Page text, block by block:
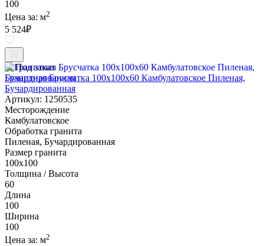
100
Цена за: м2
5 524₽
Под заказ
Гранитная Брусчатка 100х100x60 Камбулатовское Пиленая,
Бучардированная
Артикул: 1250535
Месторождение
Камбулатовское
Обработка гранита
Пиленая, Бучардированная
Размер гранита
100х100
Толщина / Высота
60
Длина
100
Ширина
100
Цена за: м2